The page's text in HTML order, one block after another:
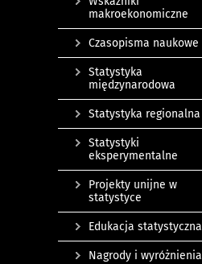
makroekonomiczne
Czasopisma naukowe
Statystyka
międzynarodowa
Statystyka regionalna
Statystyki
eksperymentalne
Projekty unijne w
statystyce
Edukacja statystyczna
Nagrody i wyróżnienia